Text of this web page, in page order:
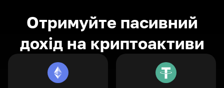
Отримуйте пасивний
дохід на криптоактиви